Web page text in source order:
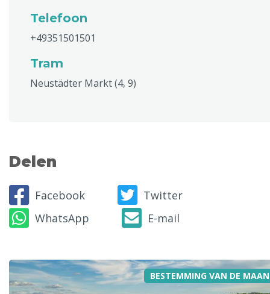
Telefoon
+49351501501
Tram
Neustädter Markt (4, 9)
Delen
Facebook
Twitter
WhatsApp
E-mail
BESTEMMING VAN DE